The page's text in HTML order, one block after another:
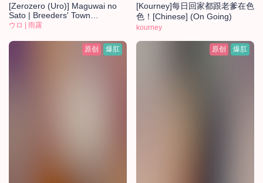
[Zerozero (Uro)] Maguwai no
Sato | Breeders' Town
[Chinese][Digital](foxgg个人汉
ウロ | 雨露
[Kourney]每日回家都跟老爹在色
色！[Chinese] (On Going)
kourney
原创 爆肛 原创 爆肛